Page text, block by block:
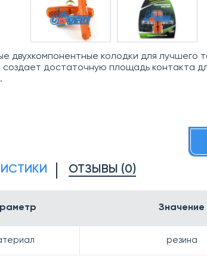
двухкомпонентные колодки для лучшего
достаточную площадь контакта
ОТЗЫВЫ (0)
Значение
резина